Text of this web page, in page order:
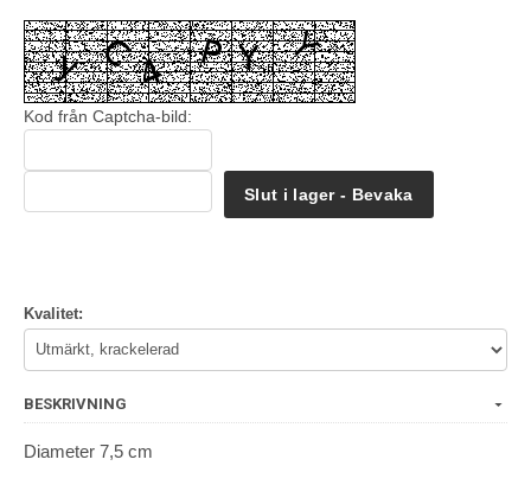
Kod från Captcha-bild:
Slut i lager - Bevaka
Kvalitet:
BESKRIVNING
Diameter 7,5 cm